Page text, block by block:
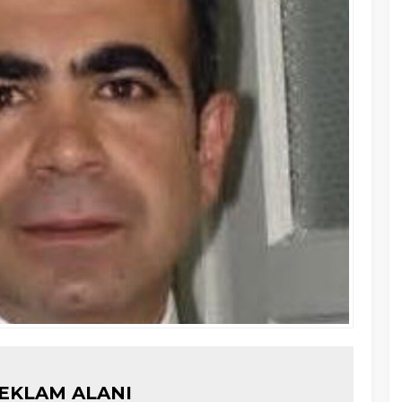
ALANI